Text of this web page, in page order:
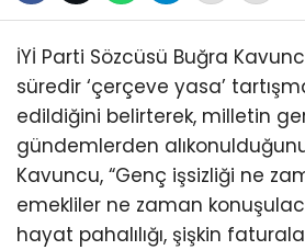
İYİ Parti Sözcüsü Buğra
süredir ‘çerçeve yasa’
edildiğini belirterek, milletin
gündemlerden
Kavuncu, “Genç işsizliği ne
emekliler ne zaman
hayat pahalılığı, şişkin